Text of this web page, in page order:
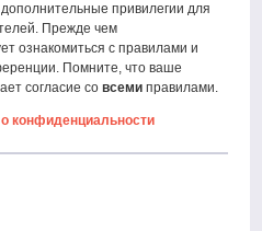
привилегии для
Прежде чем
ознакомиться с правилами и
Помните, что ваше
согласие совсеми правилами.
конфиденциальности